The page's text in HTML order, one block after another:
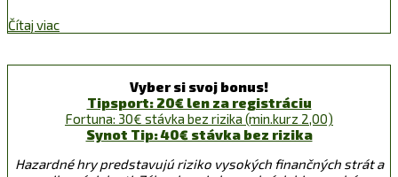
Čítaj viac
Vyber si svoj bonus!
Tipsport: 20€ len za registráciu
Fortuna: 30€ stávka bez rizika (min.kurz 2,00)
Synot Tip: 40€ stávka bez rizika
Hazardné hry predstavujú riziko vysokých finančných strát a